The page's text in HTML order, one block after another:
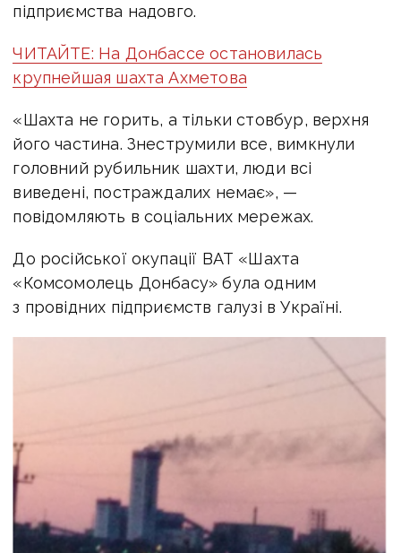
підприємства надовго.
ЧИТАЙТЕ: На Донбассе остановилась
крупнейшая шахта Ахметова
«Шахта не горить, а тільки стовбур, верхня
його частина. Знеструмили все, вимкнули
головний рубильник шахти, люди всі
виведені, постраждалих немає», —
повідомляють в соціальних мережах.
До російської окупації ВАТ «Шахта
«Комсомолець Донбасу» була одним
з провідних підприємств галузі в Україні.